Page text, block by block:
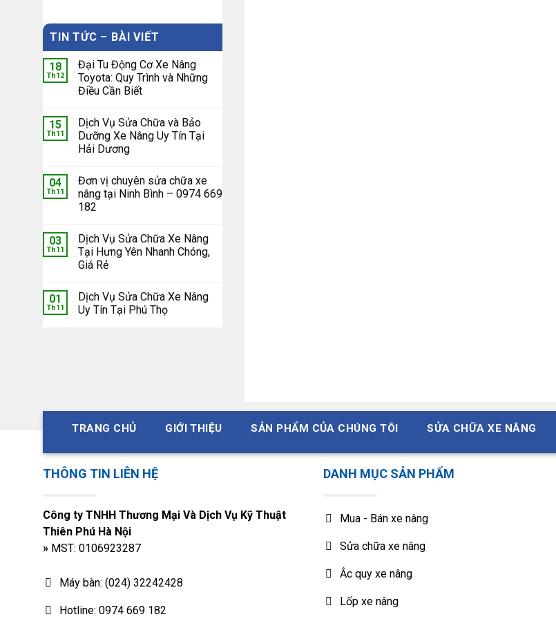
TIN TỨC – BÀI VIẾT
18
Th12
Đại Tu Động Cơ Xe Nâng
Toyota: Quy Trình và Những
Điều Cần Biết
15
Th11
Dịch Vụ Sửa Chữa và Bảo
Dưỡng Xe Nâng Uy Tín Tại
Hải Dương
04
Th11
Đơn vị chuyên sửa chữa xe
nâng tại Ninh Bình – 0974 669
182
03
Th11
Dịch Vụ Sửa Chữa Xe Nâng
Tại Hưng Yên Nhanh Chóng,
Giá Rẻ
01
Th11
Dịch Vụ Sửa Chữa Xe Nâng
Uy Tín Tại Phú Thọ
12
Đĩa sắt
Hyster H500-100DX
hộp số
TRANG CHỦ GIỚI THIỆU SẢN PHẨM CỦA CHÚNG TÔI SỬA CHỮA XE NÂNG
THÔNG TIN LIÊN HỆ
Công ty TNHH Thương Mại Và Dịch Vụ Kỹ Thuật
Thiên Phú Hà Nội
»MST: 0106923287
Máy bàn: (024) 32242428
Hotline: 0974 669 182
DANH MỤC SẢN PHẨM
Mua - Bán xe nâng
Sửa chữa xe nâng
Ắc quy xe nâng
Lốp xe nâng